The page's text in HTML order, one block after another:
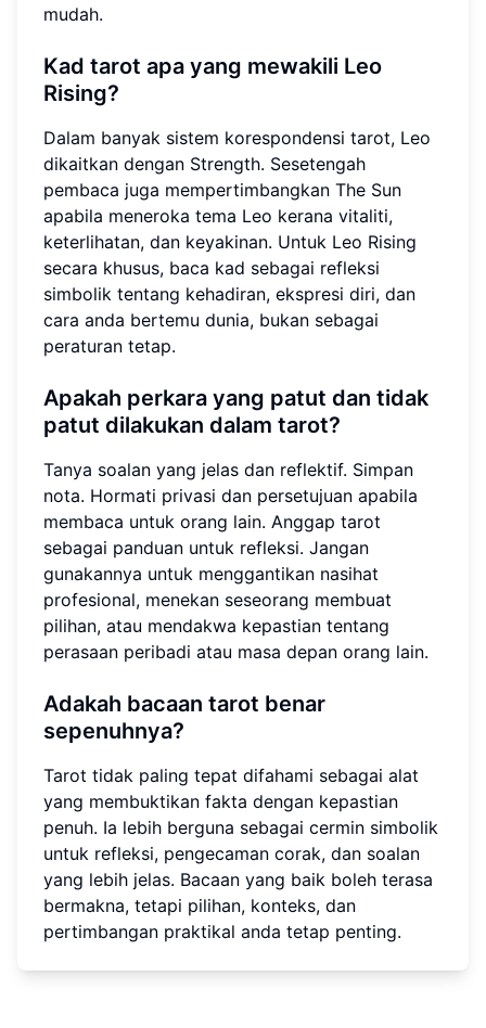
mudah.
Kad tarot apa yang mewakili Leo
Rising?
Dalam banyak sistem korespondensi tarot, Leo
dikaitkan dengan Strength. Sesetengah
pembaca juga mempertimbangkan The Sun
apabila meneroka tema Leo kerana vitaliti,
keterlihatan, dan keyakinan. Untuk Leo Rising
secara khusus, baca kad sebagai refleksi
simbolik tentang kehadiran, ekspresi diri, dan
cara anda bertemu dunia, bukan sebagai
peraturan tetap.
Apakah perkara yang patut dan tidak
patut dilakukan dalam tarot?
Tanya soalan yang jelas dan reflektif. Simpan
nota. Hormati privasi dan persetujuan apabila
membaca untuk orang lain. Anggap tarot
sebagai panduan untuk refleksi. Jangan
gunakannya untuk menggantikan nasihat
profesional, menekan seseorang membuat
pilihan, atau mendakwa kepastian tentang
perasaan peribadi atau masa depan orang lain.
Adakah bacaan tarot benar
sepenuhnya?
Tarot tidak paling tepat difahami sebagai alat
yang membuktikan fakta dengan kepastian
penuh. Ia lebih berguna sebagai cermin simbolik
untuk refleksi, pengecaman corak, dan soalan
yang lebih jelas. Bacaan yang baik boleh terasa
bermakna, tetapi pilihan, konteks, dan
pertimbangan praktikal anda tetap penting.